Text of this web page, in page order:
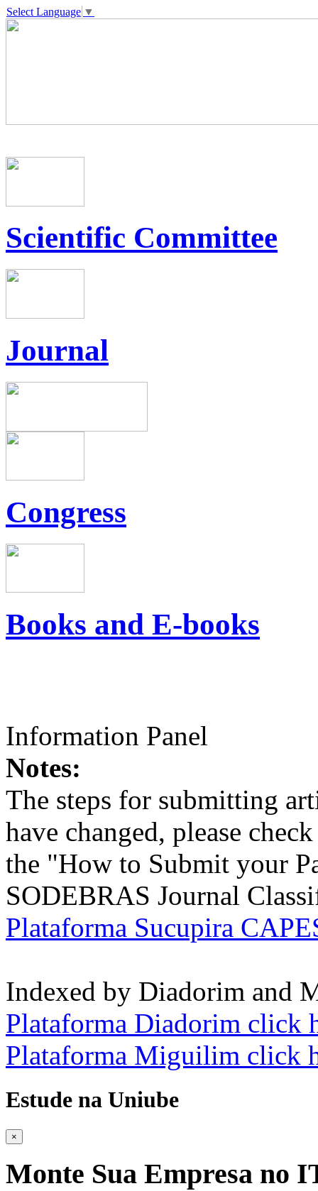
Select Language ▼
Scientific Committee
Journal
Congress
Books and E-books
Information Panel
Notes:
The steps for submitting
have changed, please
the "How to Submit your
SODEBRAS Journal
Plataforma Sucupira
Indexed by Diadorim and
Plataforma Diadorim click
Plataforma Miguilim click
Estude na Uniube
×
Monte Sua Empresa no